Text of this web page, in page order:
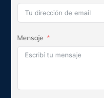
Mensaje